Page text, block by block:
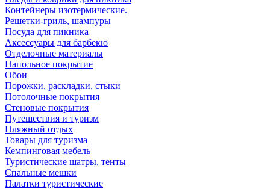
Контейнеры изотермические.
Решетки-гриль, шампуры
Посуда для пикника
Аксессуары для барбекю
Отделочные материалы
Напольное покрытие
Обои
Порожки, раскладки, стыки
Потолочные покрытия
Стеновые покрытия
Путешествия и туризм
Пляжный отдых
Товары для туризма
Кемпинговая мебель
Туристические шатры, тенты
Спальные мешки
Палатки туристические